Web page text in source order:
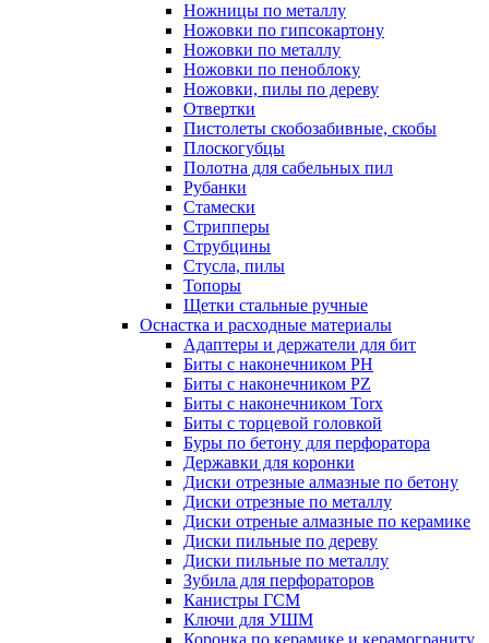
Ножницы по металлу
Ножовки по гипсокартону
Ножовки по металлу
Ножовки по пеноблоку
Ножовки, пилы по дереву
Отвертки
Пистолеты скобозабивные, скобы
Плоскогубцы
Полотна для сабельных пил
Рубанки
Стамески
Стрипперы
Струбцины
Стусла, пилы
Топоры
Щетки стальные ручные
Оснастка и расходные материалы
Адаптеры и держатели для бит
Биты с наконечником PH
Биты с наконечником PZ
Биты с наконечником Torx
Биты с торцевой головкой
Буры по бетону для перфоратора
Державки для коронки
Диски отрезные алмазные по бетону
Диски отрезные по металлу
Диски отреные алмазные по керамике
Диски пильные по дереву
Диски пильные по металлу
Зубила для перфораторов
Канистры ГСМ
Ключи для УШМ
Коронка по керамике и керамограниту